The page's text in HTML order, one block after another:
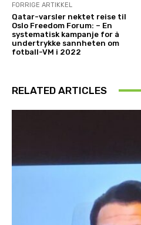
FORRIGE ARTIKKEL
Qatar-varsler nektet reise til
Oslo Freedom Forum: – En
systematisk kampanje for å
undertrykke sannheten om
fotball-VM i 2022
RELATED ARTICLES